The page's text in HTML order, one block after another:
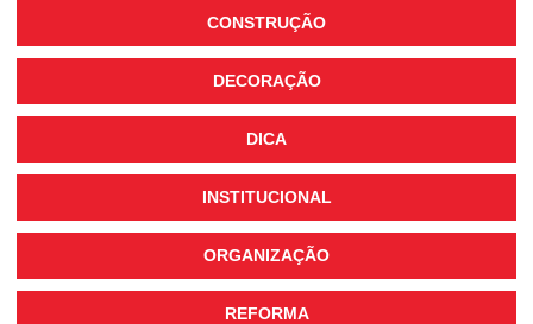
CONSTRUÇÃO
DECORAÇÃO
DICA
INSTITUCIONAL
ORGANIZAÇÃO
REFORMA